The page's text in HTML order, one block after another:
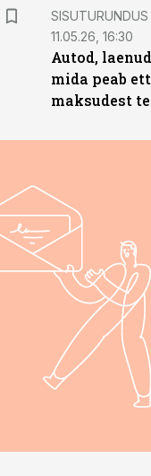
ST
SISUTURUNDUS
11.05.26, 16:30
Autod,
mida peab
maksudest